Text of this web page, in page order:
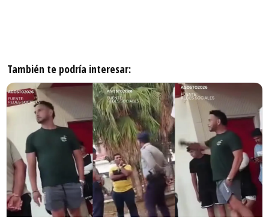
También te podría interesar: